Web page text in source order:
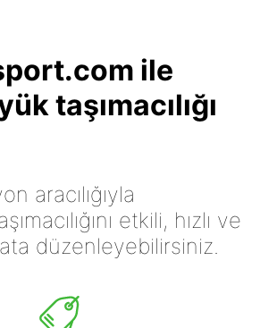
ile
taşımacılığı
aracılığıyla
etkili, hızlı ve
düzenleyebilirsiniz.